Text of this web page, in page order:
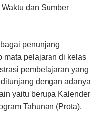
dan Sumber
penunjang
mata pelajaran di kelas
pembelajaran yang
dengan adanya
yaitu berupa Kalender
Tahunan (Prota),